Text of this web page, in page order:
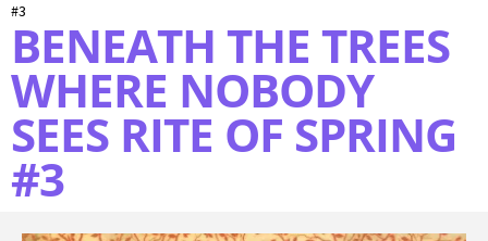
#3
BENEATH THE TREES
WHERE NOBODY
SEES RITE OF SPRING
#3